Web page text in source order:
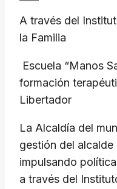
Link
A través del
la Familia
Escuela “Manos
formación
Libertador
​La Alcaldía del
gestión del
impulsando
a través del